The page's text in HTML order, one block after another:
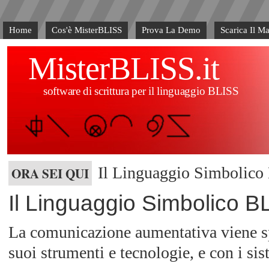
Home Cos'è MisterBLISS Prova La Demo Scarica Il
MisterBLISS.it
software di scrittura per il linguaggio BLISS
ORA SEI QUI Il Linguaggio Simbolico
Il Linguaggio Simbolico
La comunicazione aumentativa viene
suoi strumenti e tecnologie, e con i